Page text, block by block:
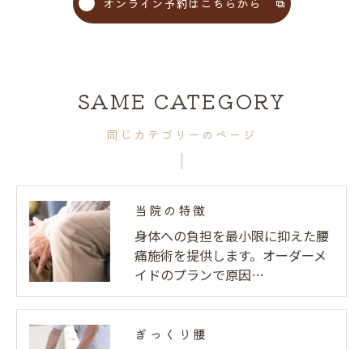
同じカテゴリーのページ
SAME CATEGORY
当院の特徴
身体への負担を最小限に抑えた腰
痛施術を提供します。オーダーメ
イドのプランで原因…
ぎっくり腰